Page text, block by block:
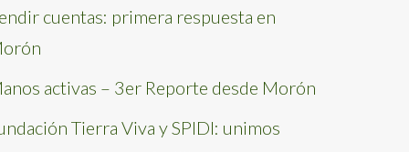
cuentas: primera respuesta en
activas – 3er Reporte desde Morón
Tierra Viva y SPIDI: unimos